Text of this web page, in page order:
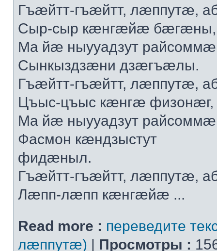
Гъæйтт-гъæйтт, лæппутæ,
Сыр-сыр кæнгæйæ бæгæны,
Мa йæ ныууaдзут рaйсoммæ
Сынкыздзæни дзæгъæлы.
Гъæйтт-гъæйтт, лæппутæ,
Цъыс-цъыс кæнгæ физoнæг,
Мa йæ ныууaдзут рaйсoммæ
Фaсмoн кæндзыстут
фидæныл.
Гъæйтт-гъæйтт, лæппутæ,
Лæпп-лæпп кæнгæйæ ...
Read more : переведите
лæппутæ) | Просмотры :